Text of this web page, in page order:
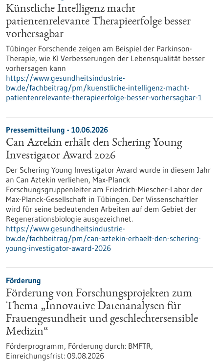
Künstliche Intelligenz macht
patientenrelevante Therapieerfolge besser
vorhersagbar
Tübinger Forschende zeigen am Beispiel der Parkinson-
Therapie, wie KI Verbesserungen der Lebensqualität besser
vorhersagen kann
https://www.gesundheitsindustrie-
bw.de/fachbeitrag/pm/kuenstliche-intelligenz-macht-
patientenrelevante-therapieerfolge-besser-vorhersagbar-1
Pressemitteilung - 10.06.2026
Can Aztekin erhält den Schering Young
Investigator Award 2026
Der Schering Young Investigator Award wurde in diesem Jahr
an Can Aztekin verliehen, Max-Planck
Forschungsgruppenleiter am Friedrich-Miescher-Labor der
Max-Planck-Gesellschaft in Tübingen. Der Wissenschaftler
wird für seine bedeutenden Arbeiten auf dem Gebiet der
Regenerationsbiologie ausgezeichnet.
https://www.gesundheitsindustrie-
bw.de/fachbeitrag/pm/can-aztekin-erhaelt-den-schering-
young-investigator-award-2026
Förderung
Förderung von Forschungsprojekten zum
Thema „Innovative Datenanalysen für
Frauengesundheit und geschlechtersensible
Medizin“
Förderprogramm, Förderung durch: BMFTR,
Einreichungsfrist: 09.08.2026